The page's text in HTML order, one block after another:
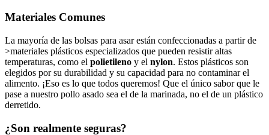
Materiales Comunes
La mayoría de las⁢ bolsas para asar están⁢ confeccionadas a partir de
>materiales plásticos ‌especializados que pueden resistir altas
‍temperaturas,‌ como ‍el polietileno y el nylon. Estos plásticos son
elegidos ⁣por su durabilidad y ⁣su capacidad para no ⁤contaminar ⁤el‌
alimento. ¡Eso es lo​ que todos queremos! Que el único sabor que le
⁢pase a nuestro​ pollo‍ asado sea ‌el de la marinada, no el ⁤de un plástico
derretido.
¿Son⁤ realmente seguras?